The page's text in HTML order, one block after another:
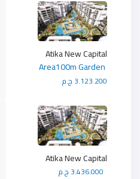
Atika New Capital
3.123.200 ج.م
Atika New Capital